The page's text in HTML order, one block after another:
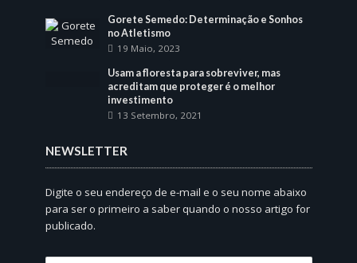
Gorete Semedo: Determinação e Sonhos
no Atletismo
19 Maio, 2023
Usam a floresta para sobreviver, mas
acreditam que proteger é o melhor
investimento
13 Setembro, 2021
NEWSLETTER
Digite o seu endereço de e-mail e o seu nome abaixo
para ser o primeiro a saber quando o nosso artigo for
publicado.